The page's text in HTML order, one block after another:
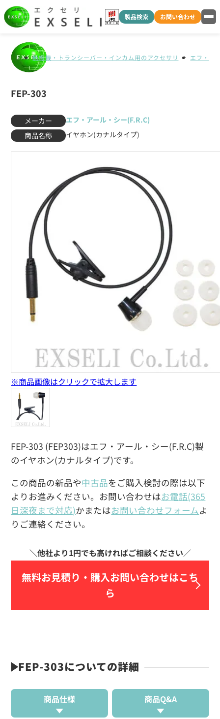
製品検索 お問い合わせ
無線機・トランシーバー・インカム用のアクセサリ エフ・ア
FEP-303
メーカー
エフ・アール・シー(F.R.C)
商品名称
イヤホン(カナルタイプ)
FEP-303 (FEP303)はエフ・アール・シー(F.R.C)製
のイヤホン(カナルタイプ)です。
この商品の新品や中古品をご購入検討の際は以下
よりお進みください。お問い合わせはお電話(365
日深夜まで対応)かまたはお問い合わせフォームよ
りご連絡ください。
無料お見積り・ 購入お問い合わせはこち
ら
※商品画像はクリックで拡大します
FEP-303についての詳細
商品仕様 商品Q&A